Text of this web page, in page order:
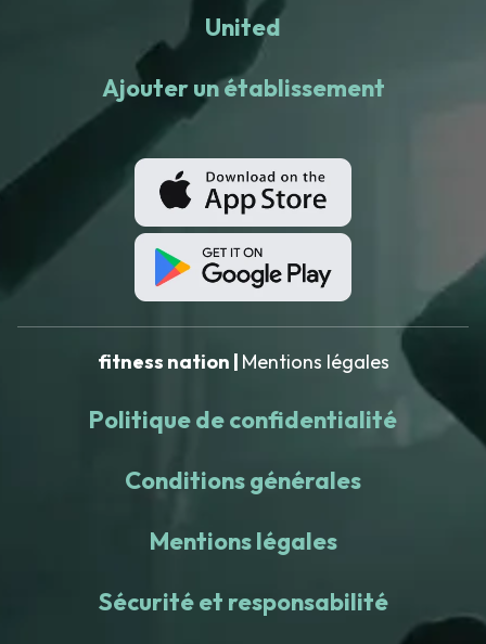
United
Ajouter un établissement
fitness nation | Mentions légales
Politique de confidentialité
Conditions générales
Mentions légales
Sécurité et responsabilité